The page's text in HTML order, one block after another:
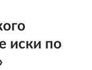
иски по